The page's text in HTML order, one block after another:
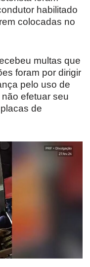
habilitado
colocadas no
multas que
foram por dirigir
pelo uso de
efetuar seu
de